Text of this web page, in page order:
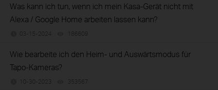
Was kann ich tun, wenn ich mein Kasa-Gerät nicht mit
Alexa / Google Home arbeiten lassen kann?
03-15-2024 186609
Wie bearbeite ich den Heim- und Auswärtsmodus für
Tapo-Kameras?
10-30-2023 353567